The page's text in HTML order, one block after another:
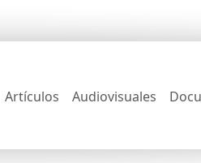
Artículos Audiovisuales